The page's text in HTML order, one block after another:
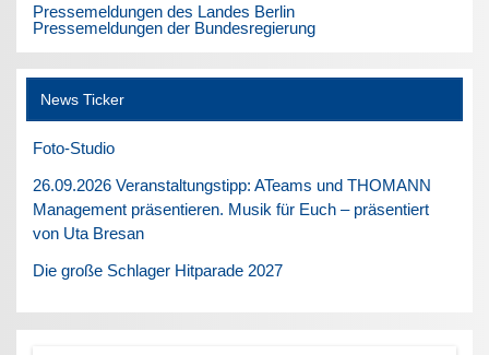
Pressemeldungen des Landes Berlin
Pressemeldungen der Bundesregierung
News Ticker
Foto-Studio
26.09.2026 Veranstaltungstipp: ATeams und THOMANN
Management präsentieren. Musik für Euch – präsentiert
von Uta Bresan
Die große Schlager Hitparade 2027